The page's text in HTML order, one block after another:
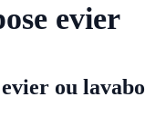
evier
ou lavabo